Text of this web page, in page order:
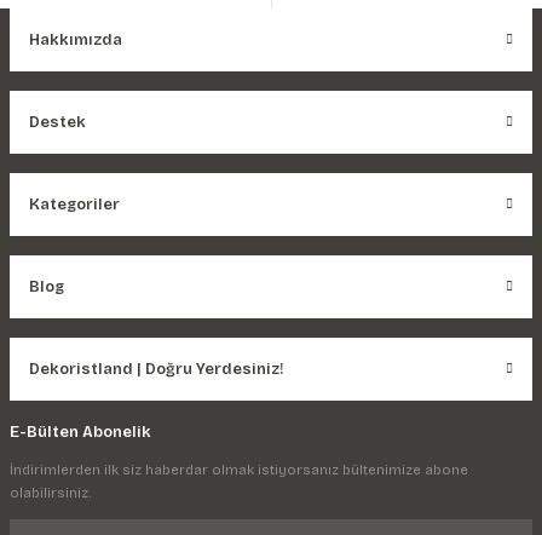
Hakkımızda
Destek
Kategoriler
Blog
Dekoristland | Doğru Yerdesiniz!
E-Bülten Abonelik
İndirimlerden ilk siz haberdar olmak istiyorsanız bültenimize abone
olabilirsiniz.